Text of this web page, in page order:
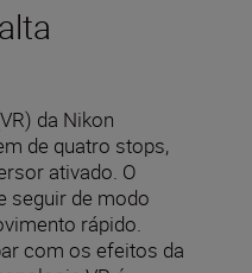
da Nikon
de quatro stops,
ativado. O
seguir de modo
rápido.
com os efeitos da